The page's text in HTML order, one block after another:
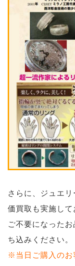
さらに、ジュエ
価買取も実施して
ご不要になった
ち込みください。
※当日ご購入のお